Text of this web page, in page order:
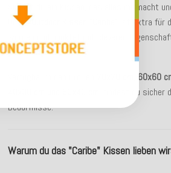
Suchst du ein Kissen, das alles mitmacht
Unser
ist extra für
worden und punktet mit cleveren
bereiten.
70x70 cm, 60x60
, findest du
Bedürfnisse.
Warum du das "Caribe" Kissen lieben